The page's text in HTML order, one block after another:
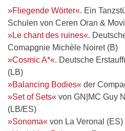
»Fliegende Wörter«. Ein
Schulen von Ceren Oran &
»Le chant des ruines«.
Comapgnie Michèle Noiret (B)
»Cosmic A*«. Deutsche
(LB)
»Balancing Bodies« der
»Set of Sets« von GN|MC Guy
(LB/ES)
»Sonoma« von La Veronal (ES)